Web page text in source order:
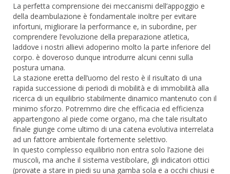
La perfetta comprensione dei meccanismi dell’appoggio e
della deambulazione è fondamentale inoltre per evitare
infortuni, migliorare la performance e, in subordine, per
comprendere l’evoluzione della preparazione atletica,
laddove i nostri allievi adoperino molto la parte inferiore del
corpo. è doveroso dunque introdurre alcuni cenni sulla
postura umana.
La stazione eretta dell’uomo del resto è il risultato di una
rapida successione di periodi di mobilità e di immobilità alla
ricerca di un equilibrio stabilmente dinamico mantenuto con il
minimo sforzo. Potremmo dire che efficacia ed efficienza
appartengono al piede come organo, ma che tale risultato
finale giunge come ultimo di una catena evolutiva interrelata
ad un fattore ambientale fortemente selettivo.
In questo complesso equilibrio non entra solo l’azione dei
muscoli, ma anche il sistema vestibolare, gli indicatori ottici
(provate a stare in piedi su una gamba sola e a occhi chiusi e